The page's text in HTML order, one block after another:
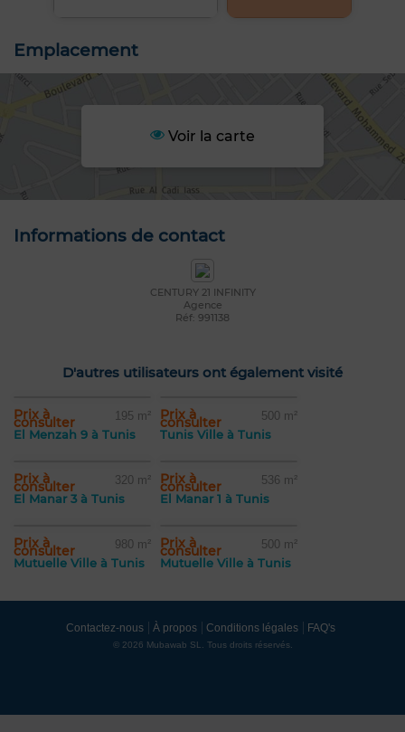
Emplacement
Voir la carte
Informations de contact
CENTURY 21 INFINITY
Agence
Réf: 991138
D'autres utilisateurs ont également visité
Prix à
consulter 195 m²
El Menzah 9 à Tunis
Prix à
consulter 500 m²
Tunis Ville à Tunis
Prix à
consulter 320 m²
El Manar 3 à Tunis
Prix à
consulter 536 m²
El Manar 1 à Tunis
Prix à
consulter 980 m²
Mutuelle Ville à Tunis
Prix à
consulter 500 m²
Mutuelle Ville à Tunis
Contactez-nous À propos Conditions légales FAQ's
© 2026 Mubawab SL. Tous droits réservés.